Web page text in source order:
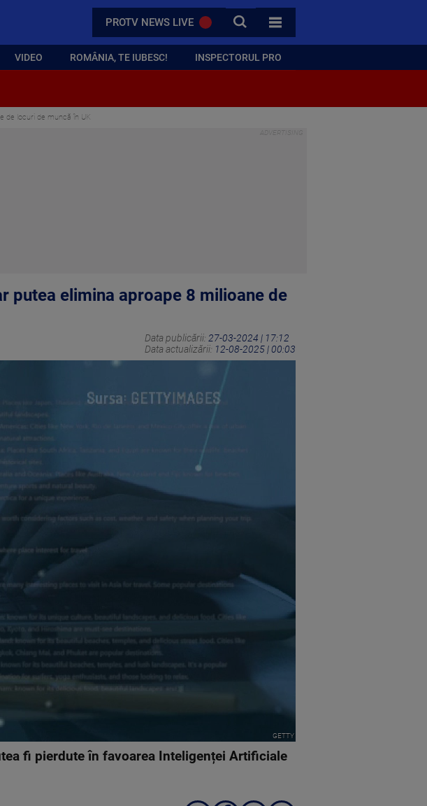
PROTV NEWS LIVE CAUTA
TOATE CATEGORIILE
VIDEO ROMÂNIA, TE IUBESC! INSPECTORUL PRO
de locuri de muncă în UK
putea elimina aproape 8 milioane de
Data publicării: 27-03-2024 | 17:12
Data actualizării: 12-08-2025 | 00:03
GETTY
fi pierdute în favoarea Inteligenței Artificiale